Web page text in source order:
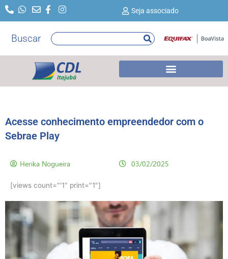
para
conteúdo
Seja associado
Buscar Pesquisar
Acesse conhecimento empreendedor com o
Sebrae Play
Herika Nogueira
[views count="'1" print="1"]
03/02/2025